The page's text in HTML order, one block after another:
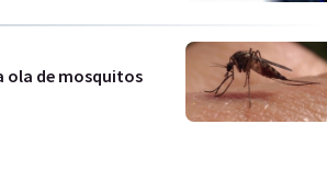
ola de mosquitos